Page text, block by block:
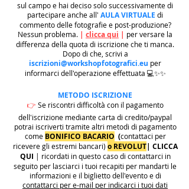
sul campo e hai deciso solo successivamente di
partecipare anche all' AULA VIRTUALE di
commento delle fotografie e post-produzione?
Nessun problema. | clicca qui | per versare la
differenza della quota di iscrizione che ti manca.
Dopo di che, scrivi a
iscrizioni@workshopfotografici.eu per
informarci dell'operazione effettuata 💻✨✨
METODO ISCRIZIONE
👉 Se riscontri difficoltà con il pagamento
dell'iscrizione mediante carta di credito/paypal
potrai iscriverti tramite altri metodi di pagamento
come BONIFICO BACARIO (contattaci per
ricevere gli estremi bancari) o REVOLUT| CLICCA
QUI | ricordati in questo caso di contattarci in
seguito per lasciarci i tuoi recapiti per mandarti le
informazioni e il biglietto dell'evento e di
contattarci per e-mail per indicarci i tuoi dati